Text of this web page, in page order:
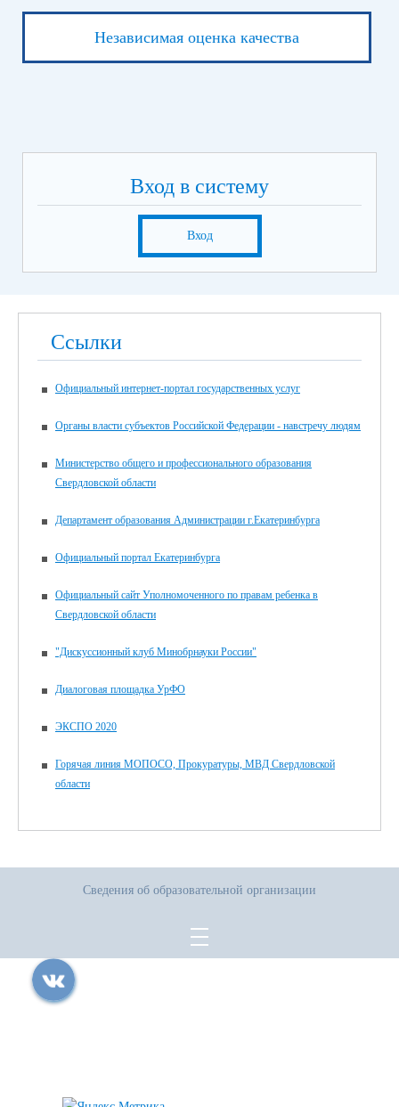
Независимая оценка качества
Вход в систему
Вход
Ссылки
Официальный интернет-портал государственных услуг
Органы власти субъектов Российской Федерации - навстречу людям
Министерство общего и профессионального образования
Свердловской области
Департамент образования Администрации г.Екатеринбурга
Официальный портал Екатеринбурга
Официальный сайт Уполномоченного по правам ребенка в
Свердловской области
"Дискуссионный клуб Минобрнауки России"
Диалоговая площадка УрФО
ЭКСПО 2020
Горячая линия МОПОСО, Прокуратуры, МВД Свердловской
области
Сведения об образовательной организации